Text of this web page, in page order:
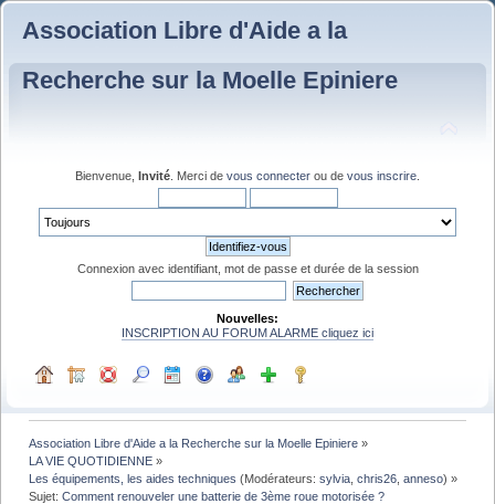
Association Libre d'Aide a la
Recherche sur la Moelle Epiniere
Bienvenue, Invité . Merci de vous connecter ou de vous inscrire
Connexion avec identifiant, mot de passe et durée de la session
Nouvelles:
INSCRIPTION AU FORUM ALARME cliquez ici
Association Libre d'Aide a la Recherche sur la Moelle Epiniere »
LA VIE QUOTIDIENNE »
Les équipements, les aides techniques (Modérateurs:sylvia ,chris26 ,anneso) »
Sujet:Comment renouveler une batterie de 3ème roue motorisée ?